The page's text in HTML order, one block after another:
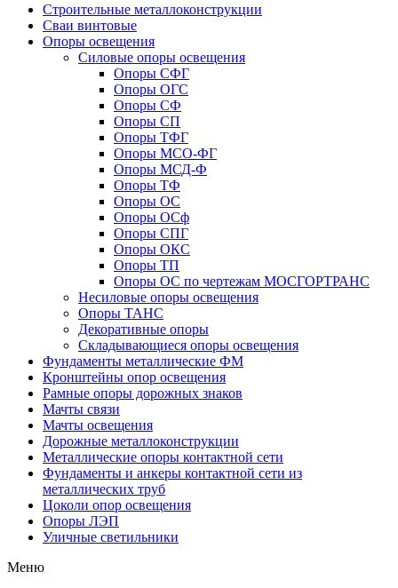
Строительные металлоконструкции
Сваи винтовые
Опоры освещения
Силовые опоры освещения
Опоры СФГ
Опоры ОГС
Опоры СФ
Опоры СП
Опоры ТФГ
Опоры МСО-ФГ
Опоры МСД-Ф
Опоры ТФ
Опоры ОС
Опоры ОСф
Опоры СПГ
Опоры ОКС
Опоры ТП
Опоры ОС по чертежам МОСГОРТРАНС
Несиловые опоры освещения
Опоры ТАНС
Декоративные опоры
Складывающиеся опоры освещения
Фундаменты металлические ФМ
Кронштейны опор освещения
Рамные опоры дорожных знаков
Мачты связи
Мачты освещения
Дорожные металлоконструкции
Металлические опоры контактной сети
Фундаменты и анкеры контактной сети из
металлических труб
Цоколи опор освещения
Опоры ЛЭП
Уличные светильники
Меню